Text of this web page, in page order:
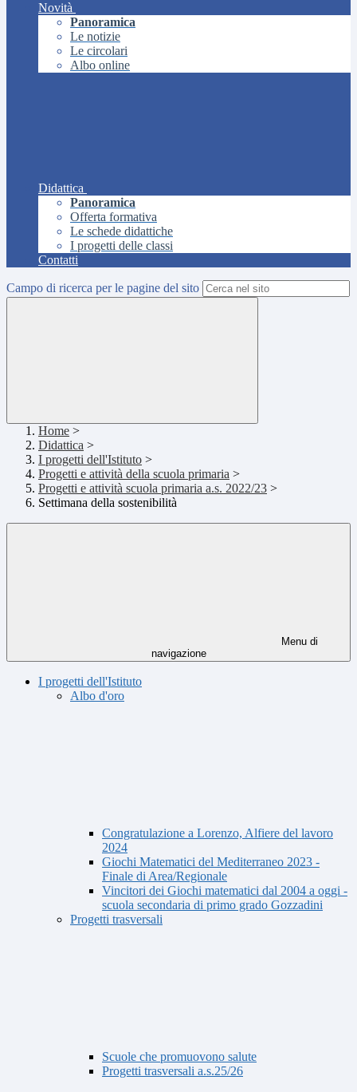
Novità
Panoramica
Le notizie
Le circolari
Albo online
Didattica
Panoramica
Offerta formativa
Le schede didattiche
I progetti delle classi
Contatti
Campo di ricerca per le pagine del sito
Home >
Didattica >
I progetti dell'Istituto >
Progetti e attività della scuola primaria >
Progetti e attività scuola primaria a.s. 2022/23 >
Settimana della sostenibilità
Menu di
navigazione
I progetti dell'Istituto
Albo d'oro
Congratulazione a Lorenzo, Alfiere del lavoro
2024
Giochi Matematici del Mediterraneo 2023 -
Finale di Area/Regionale
Vincitori dei Giochi matematici dal 2004 a oggi -
scuola secondaria di primo grado Gozzadini
Progetti trasversali
Scuole che promuovono salute
Progetti trasversali a.s.25/26